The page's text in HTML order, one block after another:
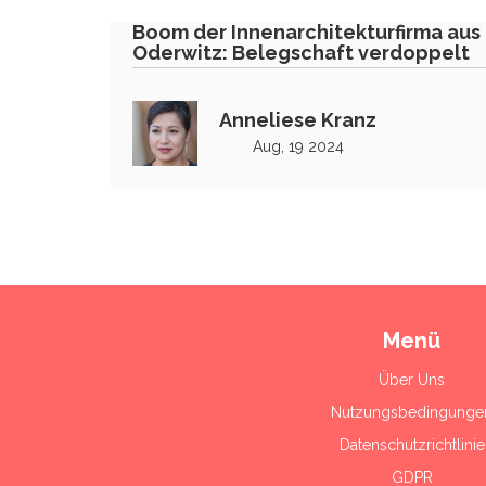
Boom der Innenarchitekturfirma aus
Oderwitz: Belegschaft verdoppelt
Anneliese Kranz
Aug, 19 2024
Menü
Über Uns
Datenschutzrichtlinie
GDPR